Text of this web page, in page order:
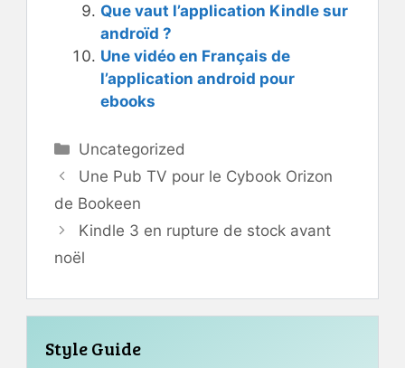
Que vaut l’application Kindle sur
androïd ?
Une vidéo en Français de
l’application android pour
ebooks
Catégories
Uncategorized
Une Pub TV pour le Cybook Orizon
de Bookeen
Kindle 3 en rupture de stock avant
noël
Style Guide